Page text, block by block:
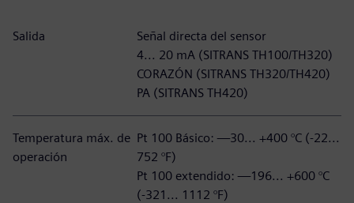
Salida
Señal directa del sensor
4... 20 mA (SITRANS TH100/TH320)
CORAZÓN (SITRANS TH320/TH420)
PA (SITRANS TH420)
Temperatura máx. de
operación
Pt 100 Básico: —30... +400 °C (-22...
752 °F)
Pt 100 extendido: —196... +600 °C
(-321... 1112 °F)